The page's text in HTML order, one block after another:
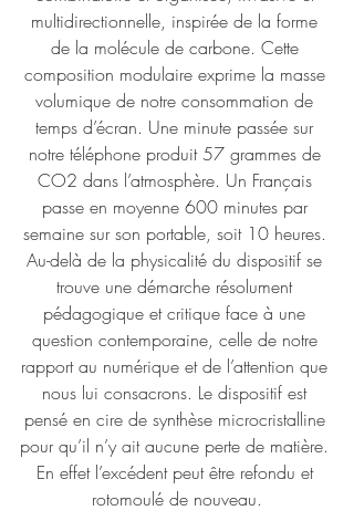
multidirectionnelle, inspirée de la forme
de la molécule de carbone. Cette
composition modulaire exprime la masse
volumique de notre consommation de
temps d’écran. Une minute passée sur
notre téléphone produit 57 grammes de
CO2 dans l’atmosphère. Un Français
passe en moyenne 600 minutes par
semaine sur son portable, soit 10 heures.
Au-delà de la physicalité du dispositif se
trouve une démarche résolument
pédagogique et critique face à une
question contemporaine, celle de notre
rapport au numérique et de l’attention que
nous lui consacrons. Le dispositif est
pensé en cire de synthèse microcristalline
pour qu’il n’y ait aucune perte de matière.
En effet l’excédent peut être refondu et
rotomoulé de nouveau.